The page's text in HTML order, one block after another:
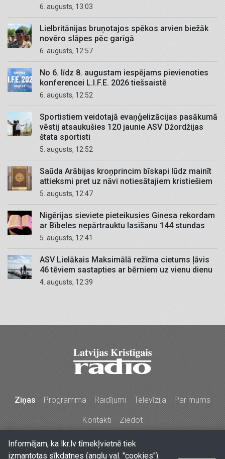
6. augusts, 13:03
Lielbritānijas bruņotajos spēkos arvien biežāk
novēro slāpes pēc garīgā
6. augusts, 12:57
No 6. līdz 8. augustam iespējams pievienoties
konferencei L.I.F.E. 2026 tiešsaistē
6. augusts, 12:52
Sportistiem veidotajā evaņģelizācijas pasākumā
vēstij atsaukušies 120 jaunie ASV Džordžijas
štata sportisti
5. augusts, 12:52
Saūda Arābijas kroņprincim bīskapi lūdz mainīt
attieksmi pret uz nāvi notiesātajiem kristiešiem
5. augusts, 12:47
Nigērijas sieviete pieteikusies Ginesa rekordam
ar Bībeles nepārtrauktu lasīšanu 144 stundas
5. augusts, 12:41
ASV Lielākais Maksimālā režīma cietums ļāvis
46 tēviem sastapties ar bērniem uz vienu dienu
4. augusts, 12:39
Ziņas Programma Raidījumi Televīzija Par mums
Kontakti Ziedot
Stabu iela 77a, Rīga, LV-1009, Latvija
Informējam, ka lkr.lv tīmekļvietnē tiek
izmantotas sīkdatnes (angļu val. "cookies").